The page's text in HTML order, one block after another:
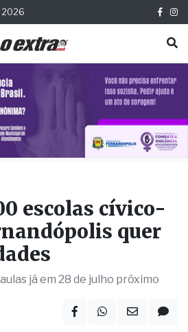
2026
escolas cívico-
quer
já em 28 de julho próximo